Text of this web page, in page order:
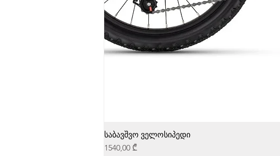
საბავშვო ველოსიპედი
Price
1540,00 ₾